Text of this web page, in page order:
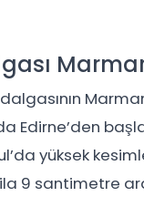
Edirne’den
yüksek
9 santimetre